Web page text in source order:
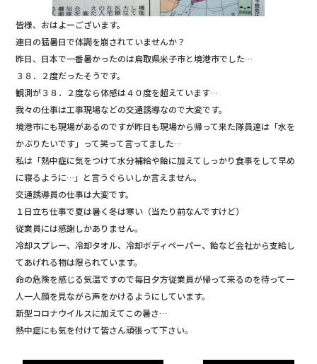
皆様、おはよーございます。
連日の猛暑日で体調を崩されていませんか？
昨日、日本で一番暑かったのは鳥取県米子市と境港市でした…
３８．２度だったそうです。
観測が３８．２度なら体感は４０度を超えています…
我々の仕事は工事現場などの交通誘導なので大変です。
境港市にも現場があるのですが昨日も現場から帰って来た隊員達は「水を
かぶりたいです」って笑って言ってました…
私は「熱中症に気をつけて水分補給や飴に加えてしっかり食事をして早め
に寝るように…」と言うぐらいしか言えません。
交通誘導員の仕事は大変です。
１日立ち仕事で夏は暑く冬は寒い（当たり前なんですけど）
従業員には感謝しかありません。
冷却スプレー、冷却タオル、冷却ボディペーパー、飴など会社から支給し
てあげれる物は限られています。
命の危険を感じる気温ですので毎日夕方従業員が帰って来るのを待って一
人一人顔を見ながら声をかけるようにしています。
新型コロナウイルスに加えてこの暑さ…
熱中症にも気を付けて皆さん頑張って下さい。